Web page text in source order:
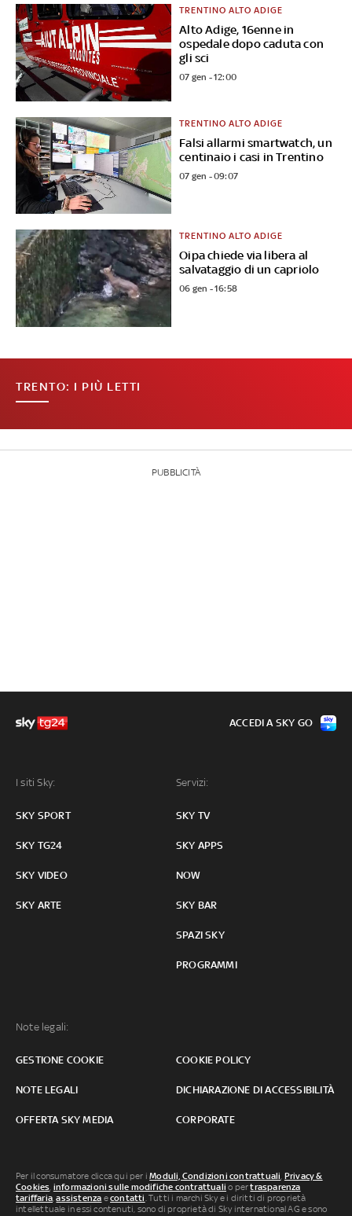
Alto Adige, 16enne in
ospedale dopo caduta con
gli sci
TRENTINO ALTO ADIGE
07 gen - 12:00
Falsi allarmi smartwatch, un
centinaio i casi in Trentino
TRENTINO ALTO ADIGE
07 gen - 09:07
Oipa chiede via libera al
salvataggio di un capriolo
TRENTINO ALTO ADIGE
06 gen - 16:58
TRENTO: I PIÙ LETTI
PUBBLICITÀ
I siti Sky:
SKY SPORT
SKY TG24
SKY VIDEO
SKY ARTE
Servizi:
SKY TV
SKY APPS
NOW
SKY BAR
SPAZI SKY
PROGRAMMI
Note legali:
GESTIONE COOKIE COOKIE POLICY
NOTE LEGALI DICHIARAZIONE DI ACCESSIBILITÀ
OFFERTA SKY MEDIA CORPORATE
ACCEDI A SKY GO
Per il consumatore clicca qui per iModuli, Condizioni contrattuali, Privacy &
Cookies, informazioni sulle modifiche contrattuali o pertrasparenza
tariffaria,assistenza econtatti. Tutti i marchi Sky e i diritti di proprietà
intellettuale in essi contenuti, sono di proprietà di Sky international AG e sono